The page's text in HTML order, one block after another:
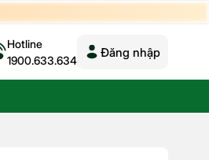
Hotline
1900.633.634
Đăng nhập